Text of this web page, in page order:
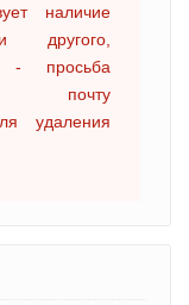
наличие
- просьба
почту
удаления